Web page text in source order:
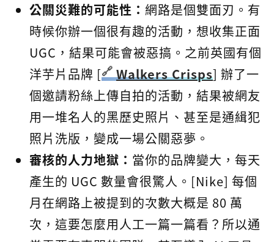
公關災難的可能性： 網路是個雙面刃。有
時候你辦一個很有趣的活動，想收集正面
UGC，結果可能會被惡搞。之前英國有個
洋芋片品牌 [
Walkers Crisps] 辦了一
個邀請粉絲上傳自拍的活動，結果被網友
用一堆名人的黑歷史照片、甚至是通緝犯
照片洗版，變成一場公關惡夢。
審核的人力地獄： 當你的品牌變大，每天
產生的 UGC 數量會很驚人。[Nike] 每個
月在網路上被提到的次數大概是 80 萬
次，這要怎麼用人工一篇一篇看？所以通